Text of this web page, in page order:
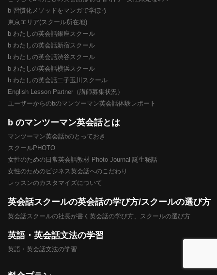
b 習慣化メソッドをマンガで学ぼう
東京エリア(スクール所在地)
b わたしの英会話銀座スクール
b わたしの英会話新宿スクール
b わたしの英会話渋谷スクール
b わたしの英会話横浜スクール
b わたしの英会話二子玉川スクール
English Lesson Partner（講師募集状況）
ユーザーからのbのマンツーマン英会話体験レポート
b のマンツーマン英会話とは
マンツーマン英会話bのとっておき
スクールPHOTO
女性のための日常英会話教材 Photo Journal 誕生秘話
女性のためのビジネス英会話へのこだわり
レッスンのカスタマイズについて
英会話スクールの英会話の学び方/スクールの選び方
英会話スクールの社長が書く英会話の学び方、スクールの選び方
英語・英会話文法の学習
英語・英会話文法の学習